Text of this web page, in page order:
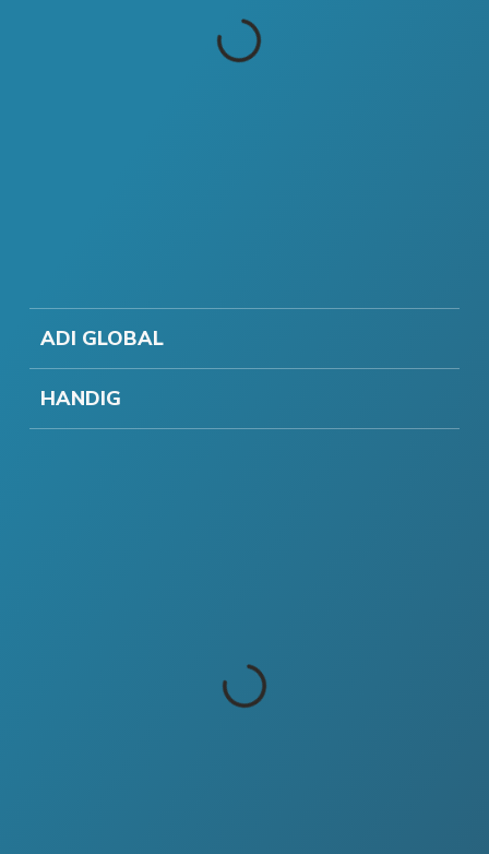
ADI GLOBAL
HANDIG